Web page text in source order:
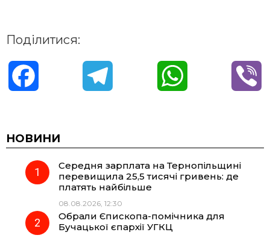
Поділитися:
c
e
o
e
r
t
НОВИНИ
Середня зарплата на Тернопільщині
перевищила 25,5 тисячі гривень: де
платять найбільше
08.08.2026, 12:30
Обрали Єпископа-помічника для
Бучацької єпархії УГКЦ